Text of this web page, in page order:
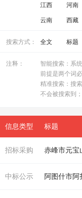
江西 河南
云南 西藏
搜索方式： 全文 标题
注释：
智能搜索：系
前提是两个词
精准搜索：搜
不会被搜索到；
信息类型 标题
招标采购
中标公示 阿图什市